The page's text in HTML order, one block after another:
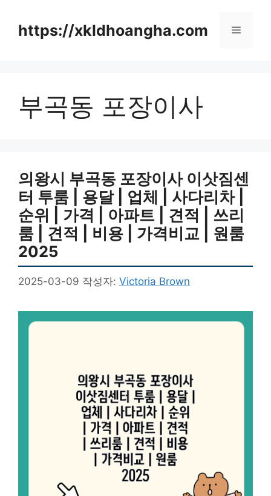
https://xkldhoangha.com 메
부곡동 포장이사
의왕시 부곡동 포장이사 이삿짐센
터 투룸 | 용달 | 업체 | 사다리차 |
순위 | 가격 | 아파트 | 견적 | 쓰리
룸 | 견적 | 비용 | 가격비교 | 원룸
2025
2025-03-09 작성자: Victoria Brown